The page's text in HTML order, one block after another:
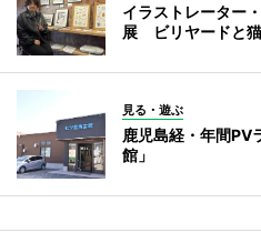
イラストレーター
展 ビリヤードと
見る・遊ぶ
鹿児島経・年間PV
館」